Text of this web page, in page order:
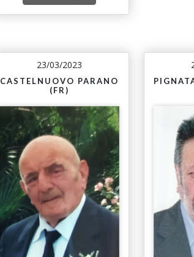
23/03/2023
CASTELNUOVO PARANO
(FR)